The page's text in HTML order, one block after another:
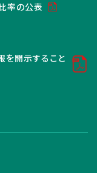
率の公表
を開示すること